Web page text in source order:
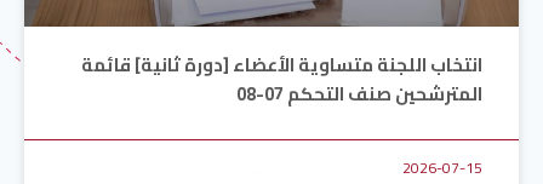
انتخاب اللجنة متساوية الأعضاء [دورة ثانية] قائمة
المترشحين صنف التحكم 07-08
2026-07-15